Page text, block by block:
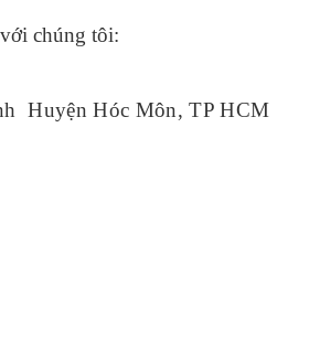
chúng tôi:
Huyện Hóc Môn, TP HCM